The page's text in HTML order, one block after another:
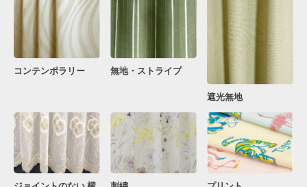
コンテンポラリー 無地・ストライプ
遮光無地